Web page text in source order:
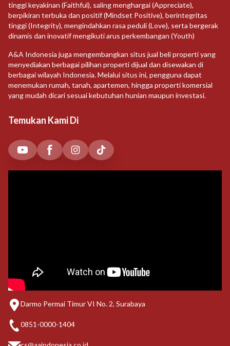
tinggi keyakinan (Faithful), saling menghargai (Appreciate),
berpikiran terbuka dan positif (Mindset Positive), berintegritas
tinggi (Integrity), mengindahkan rasa peduli (Love), serta bergerak
dinamis dan inovatif mengikuti arus perkembangan (Youth)
A&A Indonesia juga mengembangkan situs jual beli properti yang
menyediakan berbagai pilihan properti dijual dan disewakan di
berbagai wilayah Indonesia. Melalui situs ini, pengguna dapat
menemukan rumah, tanah, apartemen, hingga properti komersial
yang mudah dicari sesuai kebutuhan hunian maupun investasi.
Temukan Kami Di
Darmo Permai Timur VI No. 2, Surabaya
0851-0000-1404